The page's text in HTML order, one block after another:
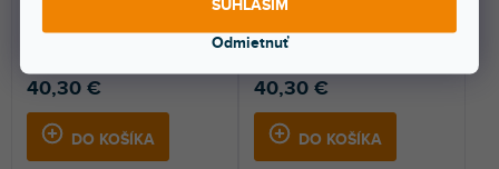
Odmietnuť
SÚHLASÍM
40,30 €
DO KOŠÍKA
Heath Xone K2. Ochráni váš
40,30 €
DO KOŠÍKA
Nalepovací skin pre Allen &
kontrolér a dodá mu...